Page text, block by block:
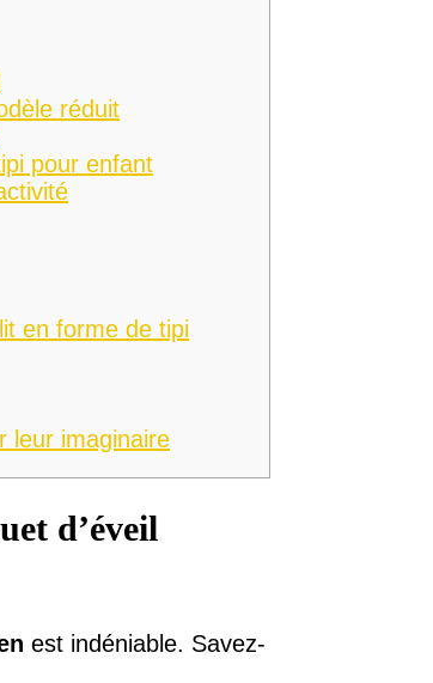
réduit
pour enfant
en forme de tipi
leur imaginaire
d’éveil
est indéniable. Savez-